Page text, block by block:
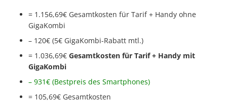
= 1.156,69€ Gesamtkosten für Tarif + Handy ohne
GigaKombi
– 120€ (5€ GigaKombi-Rabatt mtl.)
= 1.036,69€ Gesamtkosten für Tarif + Handy mit
GigaKombi
– 931€ (Bestpreis des Smartphones)
= 105,69€ Gesamtkosten